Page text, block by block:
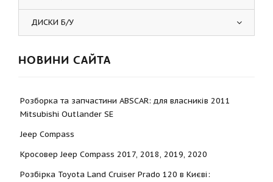
ДИСКИ Б/У
НОВИНИ САЙТА
Розборка та запчастини ABSCAR: для власників 2011
Mitsubishi Outlander SE
Jeep Compass
Кросовер Jeep Compass 2017, 2018, 2019, 2020
Розбірка Toyota Land Cruiser Prado 120 в Києві: